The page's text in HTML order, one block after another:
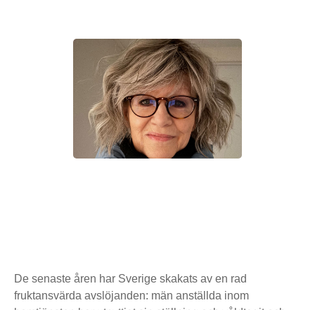
De senaste åren har Sverige skakats av en rad
fruktansvärda avslöjanden: män anställda inom